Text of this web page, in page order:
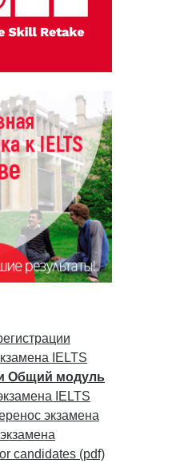
IELTS
Общий модуль
IELTS
экзамена
candidates (pdf)